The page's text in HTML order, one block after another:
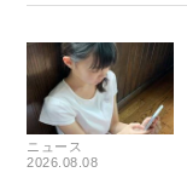
ニュース
2026.08.08